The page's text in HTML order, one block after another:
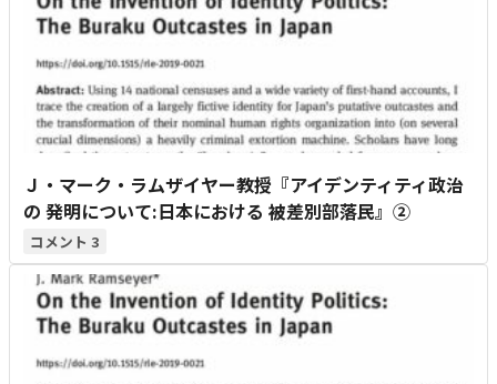
Ｊ・マーク・ラムザイヤー教授『アイデンティティ政治
の 発明について:日本における 被差別部落民』②
3